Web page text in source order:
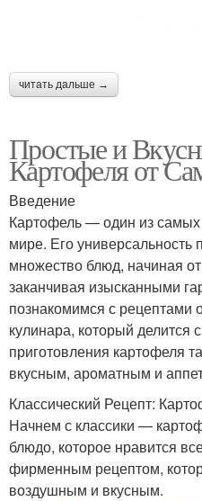
читать дальше →
Простые и
Картофеля от
Введение
Картофель — один из
мире. Его универсальность
множество блюд, начиная
заканчивая изысканными
познакомимся с рецептами
кулинара, который делится
приготовления картофеля
вкусным, ароматным и
Классический Рецепт:
Начнем с классики —
блюдо, которое нравится
фирменным рецептом,
воздушным и вкусным.